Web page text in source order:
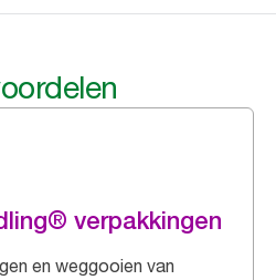
verpakkingen
en weggooien van